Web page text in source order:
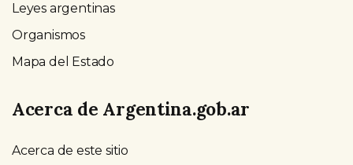
Leyes argentinas
Organismos
Mapa del Estado
Acerca de Argentina.gob.ar
Acerca de este sitio